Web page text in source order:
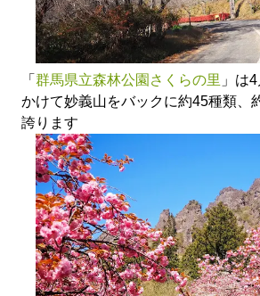
「 群馬県立森林公園さくらの里 」は
かけて妙義山をバックに約45種類、
誇ります